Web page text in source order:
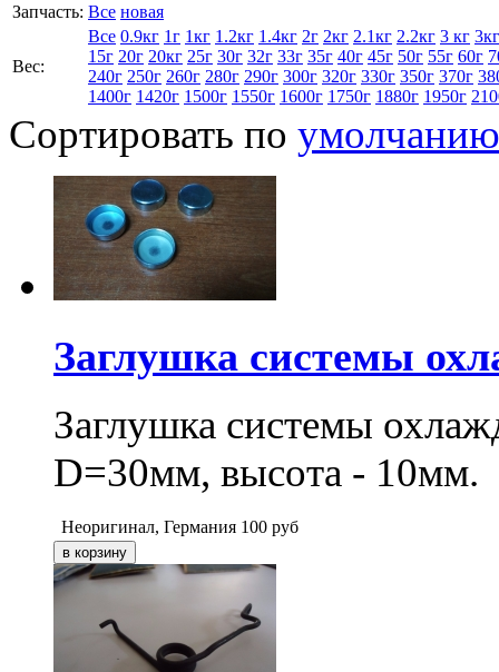
Запчасть: Все новая
Вес:
Все 0.9кг 1г 1кг 1.2кг 1.4кг 2г 2кг 2.1кг 2.2кг 3 кг 3кг
15г 20г 20кг 25г 30г 32г 33г 35г 40г 45г 50г 55г 60г
240г 250г 260г 280г 290г 300г 320г 330г 350г 370г
1400г 1420г 1500г 1550г 1600г 1750г 1880г 1950г
Сортировать по умолчанию
Заглушка системы
Заглушка системы
D=30мм, высота - 10мм.
Неоригинал, Германия 100 руб